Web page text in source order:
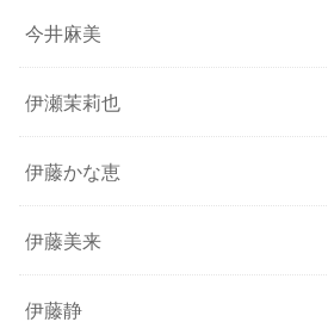
今井麻美
伊瀬茉莉也
伊藤かな恵
伊藤美来
伊藤静